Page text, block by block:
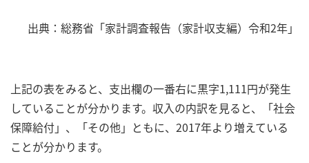
出典：総務省「家計調査報告（家計収支編）令和2年」
上記の表をみると、支出欄の一番右に黒字1,111円が発生
していることが分かります。収入の内訳を見ると、「社会
保障給付」、「その他」ともに、2017年より増えている
ことが分かります。